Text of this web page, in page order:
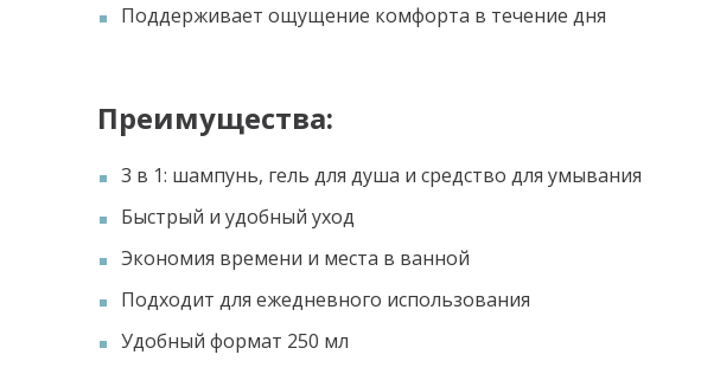
Поддерживает ощущение комфорта в течение дня
Преимущества:
3 в 1: шампунь, гель для душа и средство для умывания
Быстрый и удобный уход
Экономия времени и места в ванной
Подходит для ежедневного использования
Удобный формат 250 мл